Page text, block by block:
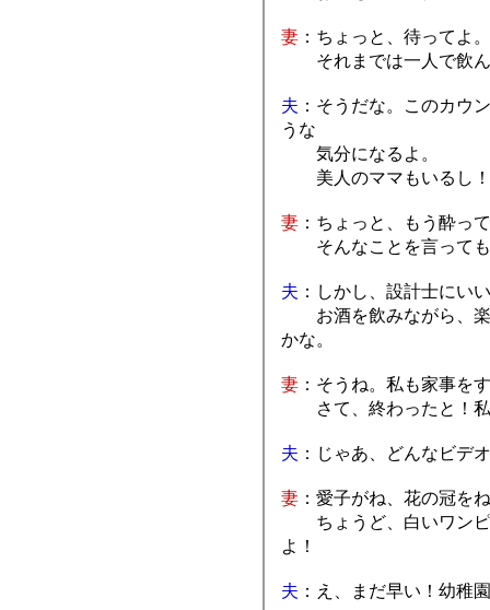
妻 ：ちょっと、待ってよ
それまでは一人で飲ん
夫 ：そうだな。このカウ
うな
気分になるよ。
美人のママもいるし！
妻 ：ちょっと、もう酔っ
そんなことを言っても
夫 ：しかし、設計士にい
お酒を飲みながら、楽
かな。
妻 ：そうね。私も家事を
さて、終わったと！私
夫 ：じゃあ、どんなビデ
妻 ：愛子がね、花の冠を
ちょうど、白いワンピ
よ！
夫 ：え、まだ早い！幼稚